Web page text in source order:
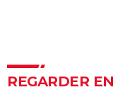
son mari ? Ce
Voyage au bout
Benedetta : le
REGARDER